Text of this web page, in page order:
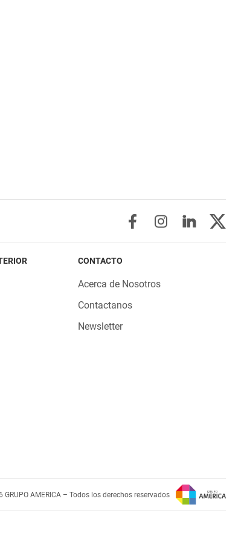
CONTACTO
Acerca de Nosotros
Contactanos
Newsletter
AMERICA – Todos los derechos reservados